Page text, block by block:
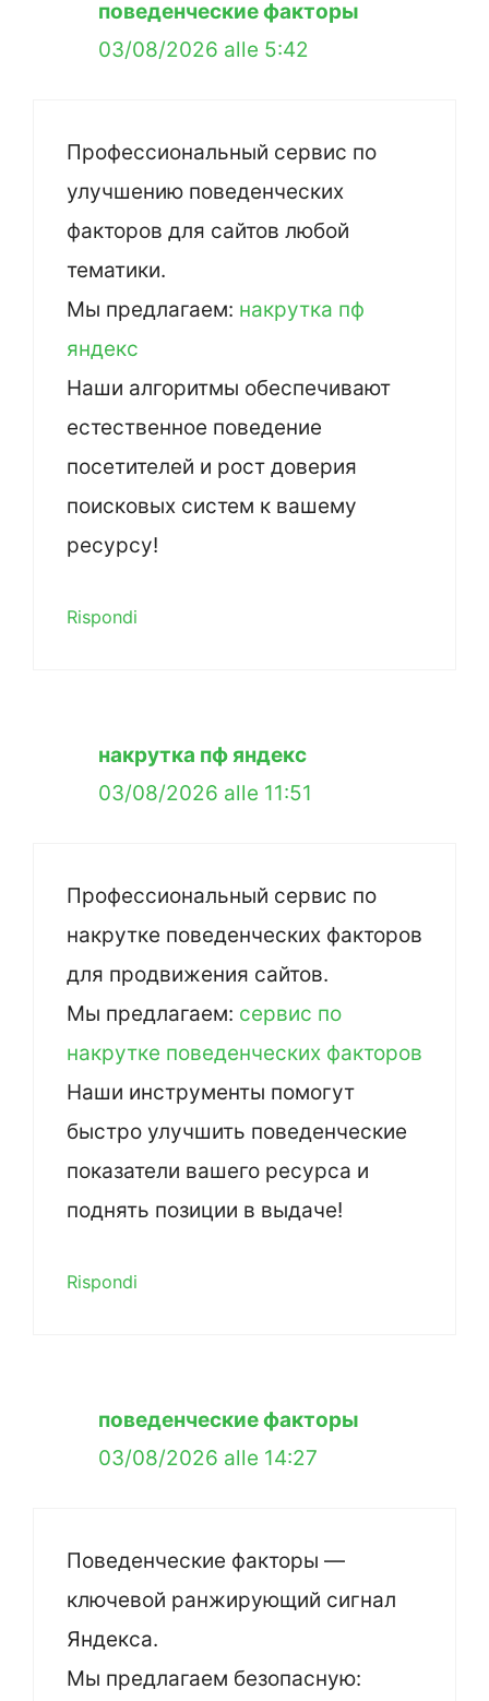
поведенческие факторы
03/08/2026 alle 5:42
Профессиональный сервис по
улучшению поведенческих
факторов для сайтов любой
тематики.
Мы предлагаем: накрутка пф
яндекс
Наши алгоритмы обеспечивают
естественное поведение
посетителей и рост доверия
поисковых систем к вашему
ресурсу!
Rispondi
накрутка пф яндекс
03/08/2026 alle 11:51
Профессиональный сервис по
накрутке поведенческих факторов
для продвижения сайтов.
Мы предлагаем: сервис по
накрутке поведенческих факторов
Наши инструменты помогут
быстро улучшить поведенческие
показатели вашего ресурса и
поднять позиции в выдаче!
Rispondi
поведенческие факторы
03/08/2026 alle 14:27
Поведенческие факторы —
ключевой ранжирующий сигнал
Яндекса.
Мы предлагаем безопасную: